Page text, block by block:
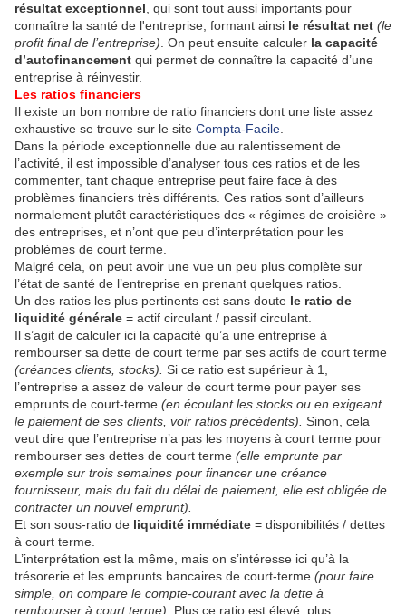
résultat exceptionnel , qui sont tout aussi importants pour
connaître la santé de l'entreprise, formant ainsi le résultat net (le
profit final de l’entreprise) . On peut ensuite calculer la capacité
d’autofinancement qui permet de connaître la capacité d’une
entreprise à réinvestir.
Les ratios financiers
Il existe un bon nombre de ratio financiers dont une liste assez
exhaustive se trouve sur le site Compta-Facile
Dans la période exceptionnelle due au ralentisse­ment de
l’activité, il est impossible d’analyser tous ces ratios et de les
commenter, tant chaque entreprise peut faire face à des
problèmes financiers très différents. Ces ratios sont d’ailleurs
normalement plutôt caractéris­tiques des « régimes de croisière »
des entreprises, et n’ont que peu d’interprétation pour les
problèmes de court terme.
Malgré cela, on peut avoir une vue un peu plus complète sur
l’état de santé de l’entreprise en prenant quelques ratios.
Un des ratios les plus pertinents est sans doute le ratio de
liquidité générale = actif circulant / passif circulant.
Il s’agit de calculer ici la capacité qu’a une entreprise à
rembourser sa dette de court terme par ses actifs de court terme
(créances clients, stocks). Si ce ratio est su­périeur à 1,
l’entreprise a assez de valeur de court terme pour payer ses
emprunts de court-terme (en écoulant les stocks ou en exigeant
le paiement de ses clients, voir ratios précédents). Sinon, cela
veut dire que l’entreprise n’a pas les moyens à court terme pour
rembourser ses dettes de court terme (elle emprunte par
exemple sur trois se­maines pour financer une créance
fournisseur, mais du fait du délai de paiement, elle est obligée de
contracter un nouvel emprunt).
Et son sous-ratio de liquidité immédiate = disponibilités / dettes
à court terme.
L’interprétation est la même, mais on s’intéresse ici qu’à la
trésorerie et les emprunts bancaires de court-terme (pour faire
simple, on compare le compte-courant avec la dette à
rembourser à court terme). Plus ce ratio est élevé, plus